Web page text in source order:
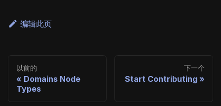
编辑此页
以前的
Domains Node
Types
下一个
Start Contributing